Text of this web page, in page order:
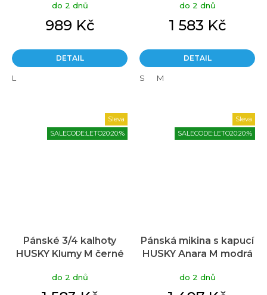
do 2 dnů
989 Kč
DETAIL
L
do 2 dnů
1 583 Kč
DETAIL
S M
Sleva
SALECODE:LETO20:20:%
Pánské 3/4 kalhoty
HUSKY Klumy M černé
do 2 dnů
Sleva
SALECODE:LETO20:20:%
Pánská mikina s kapucí
HUSKY Anara M modrá
do 2 dnů